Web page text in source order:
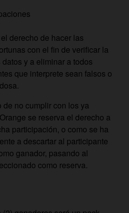
derecho de hacer las
con el fin de verificar la
y a eliminar a todos
que interprete sean falsos o
de no cumplir con los ya
se reserva el derecho a
participación, o como se ha
a descartar al participante
ganador, pasando al
como reserva.